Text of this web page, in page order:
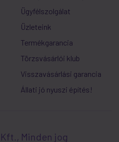
Ügyfélszolgálat
Üzleteink
Termékgarancia
Törzsvásárlói klub
Visszavásárlási garancia
Állati jó nyuszi építés!
Minden jog